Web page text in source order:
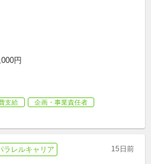
円
支給
企画・事業責任者
ラレルキャリア 15日前